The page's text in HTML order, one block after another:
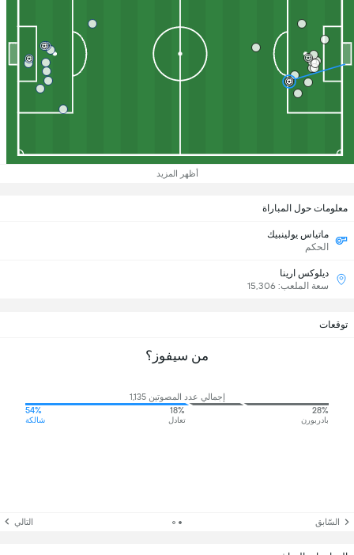
أظهر المزيد
معلومات حول المباراة
ماتياس يولينبيك
الحكم
ديلوكس ارينا
سعة الملعب: 15,306
توقعات
من سيفوز؟
إجمالي عدد المصوتين 1,135
28%
بادربورن
18%
تعادل
54%
شالكة
السّابق التالي